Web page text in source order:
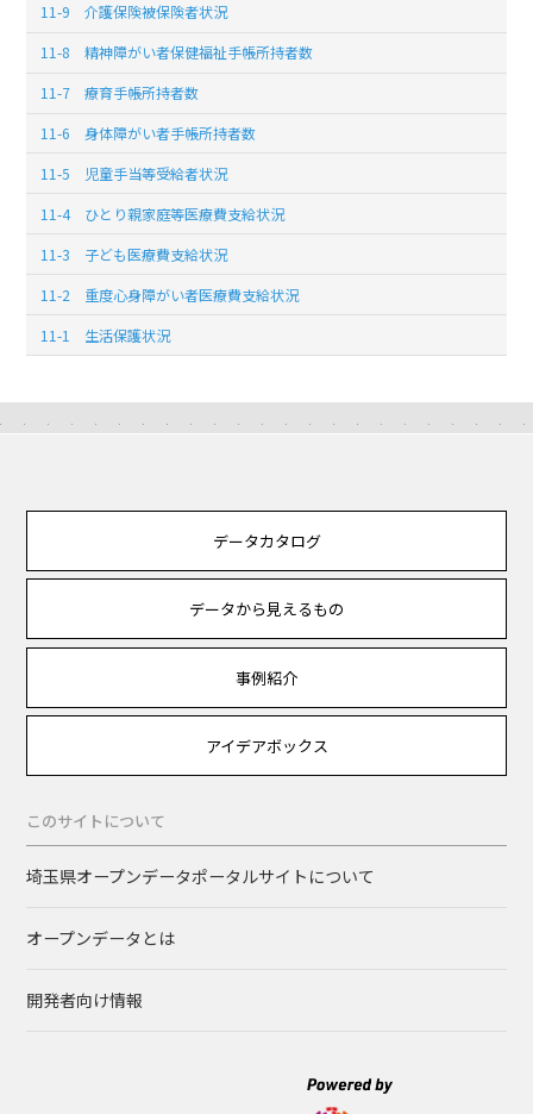
11-9 介護保険被保険者状況
11-8 精神障がい者保健福祉手帳所持者数
11-7 療育手帳所持者数
11-6 身体障がい者手帳所持者数
11-5 児童手当等受給者状況
11-4 ひとり親家庭等医療費支給状況
11-3 子ども医療費支給状況
11-2 重度心身障がい者医療費支給状況
11-1 生活保護状況
データカタログ
データから見えるもの
事例紹介
アイデアボックス
このサイトについて
埼玉県オープンデータポータルサイトについて
オープンデータとは
開発者向け情報